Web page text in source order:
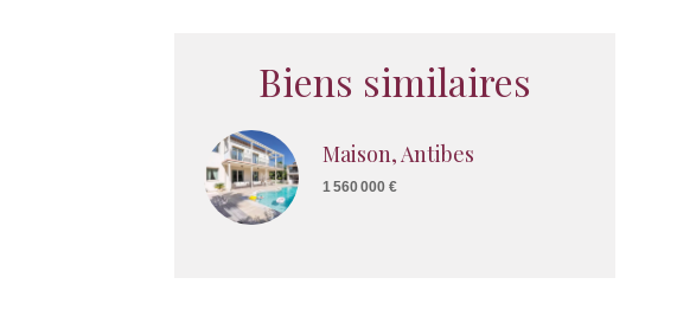
Biens similaires
Maison, Antibes
1 560 000 €